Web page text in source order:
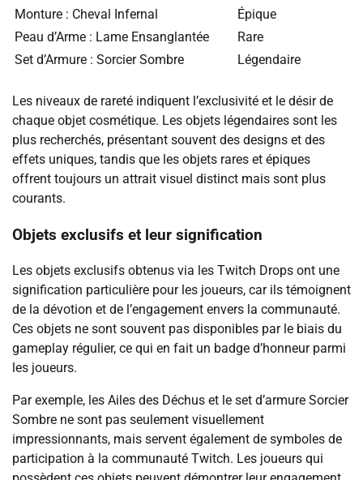
Monture : Cheval Infernal
Épique
Peau d’Arme : Lame Ensanglantée
Rare
Set d’Armure : Sorcier Sombre
Légendaire
Les niveaux de rareté indiquent l’exclusivité et le désir de
chaque objet cosmétique. Les objets légendaires sont les
plus recherchés, présentant souvent des designs et des
effets uniques, tandis que les objets rares et épiques
offrent toujours un attrait visuel distinct mais sont plus
courants.
Objets exclusifs et leur signification
Les objets exclusifs obtenus via les Twitch Drops ont une
signification particulière pour les joueurs, car ils témoignent
de la dévotion et de l’engagement envers la communauté.
Ces objets ne sont souvent pas disponibles par le biais du
gameplay régulier, ce qui en fait un badge d’honneur parmi
les joueurs.
Par exemple, les Ailes des Déchus et le set d’armure Sorcier
Sombre ne sont pas seulement visuellement
impressionnants, mais servent également de symboles de
participation à la communauté Twitch. Les joueurs qui